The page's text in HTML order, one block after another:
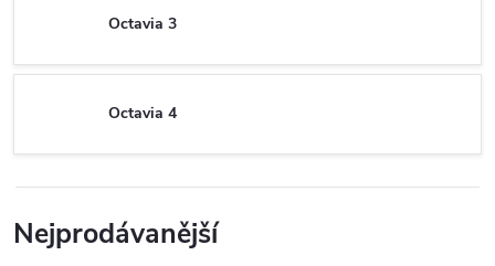
Octavia 3
Octavia 4
Nejprodávanější